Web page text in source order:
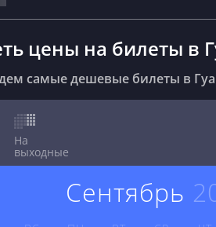
цены на билеты в
самые дешевые билеты в
На
выходные
сентябрь